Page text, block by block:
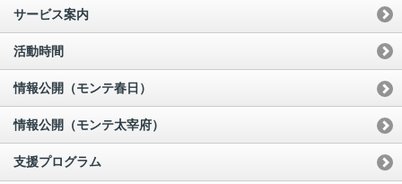
サービス案内
活動時間
情報公開（モンテ春日）
情報公開（モンテ太宰府）
支援プログラム